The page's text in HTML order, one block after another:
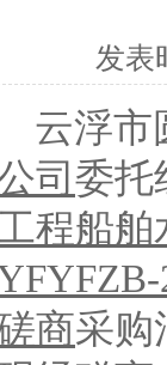
发表
云浮市
司 委托
程船舶
商采购